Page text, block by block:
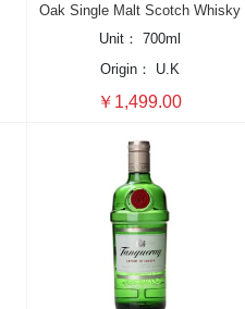
Oak Single Malt Scotch Whisky
Unit： 700ml
Origin：
U.K
￥1,499.00